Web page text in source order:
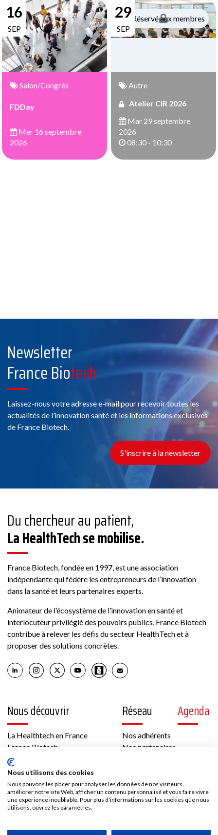
16
SEP
Salon/Congrès
FDDay
Mer 16 septembre
2026
29
SEP
Réservé aux membres
Autre
Atelier CIR 2026
Mar 29 septembre
2026
08:30 - 10:30
Newsletter
France Biotech
Laissez-nous votre adresse e-mail pour recevoir toutes les
actualités de l’innovation santé et les informations exclusives
de France Biotech.
S'inscrire à la newsletter
Du chercheur au patient,
La HealthTech se mobilise.
France Biotech, fondée en 1997, est une association
indépendante qui fédère les entrepreneurs de l’innovation
dans la santé et leurs partenaires experts.
Animateur de l’écosystème de l’innovation en santé et
interlocuteur privilégié des pouvoirs publics, France Biotech
contribue à relever les défis du secteur HealthTech et à
proposer des solutions concrètes.
Nous découvrir
La Healthtech en France
France Biotech
Think tank
International
Les temps forts de France Biotech
Gouvernance et équipe
Réseau
Nos adhérents
Nos partenaires
Agenda
Contenus
Vidéos
Presse
Les communiqués France Biotech
Nous utilisons des cookies
Nous pouvons les placer pour analyser les données de nos visiteurs,
améliorer notre site Web, afficher un contenu personnalisé et vous faire vivre
une expérience inoubliable. Pour plus d'informations sur les cookies que nous
utilisons, ouvrez les paramètres.